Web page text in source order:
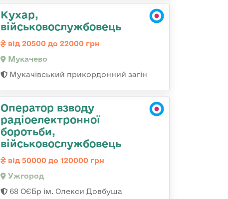
Кухар,
військовослужбовець
від 20500 до 22000 грн
Мукачево
Мукачівський прикордонний загін
Оператор взводу
радіоелектронної
боротьби,
військовослужбовець
від 50000 до 120000 грн
Ужгород
68 ОЄБр ім. Олекси Довбуша